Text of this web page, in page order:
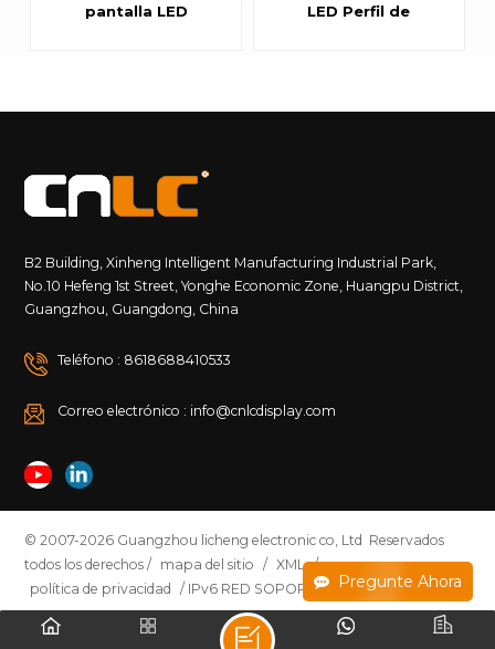
Pregunte Ahora
pantalla LED
LED Perfil de
B2 Building, Xinheng Intelligent Manufacturing Industrial Park,
No.10 Hefeng 1st Street, Yonghe Economic Zone, Huangpu District,
Guangzhou, Guangdong, China
Teléfono : 8618688410533
Correo electrónico : info@cnlcdisplay.com
© 2007-2026 Guangzhou licheng electronic co, Ltd Reservados
todos los derechos / mapa del sitio / XML /
política de privacidad
/ IPv6 RED SOPORTADA